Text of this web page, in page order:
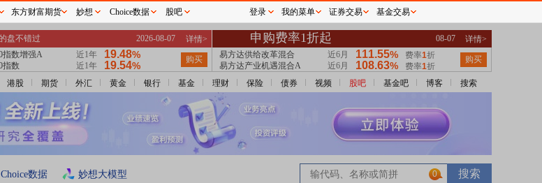
港股 期货 外汇 黄金 银行 基金 理财 保险 债券 视频 股吧 基金吧 博客 搜索
Choice数据 妙想大模型 0
东方财富期货 妙想 Choice数据 股吧 登录 我的菜单 证券交易 基金交易